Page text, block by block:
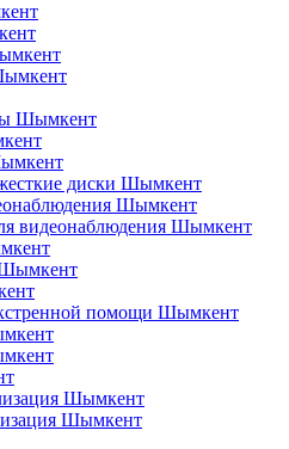
Шымкент
диски Шымкент
Шымкент
видеонаблюдения Шымкент
Шымкент
помощи Шымкент
Шымкент
Шымкент